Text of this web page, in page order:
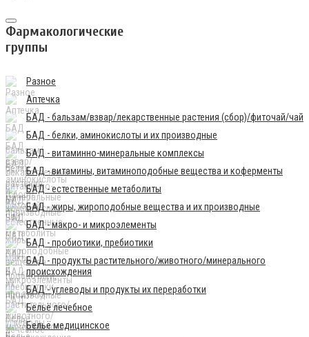
Фармакологические
группы
Разное
Аптечка
БАД - бальзам/взвар/лекарственные растения (сбор)/фиточай/чай
БАД - белки, аминокислоты и их производные
БАД - витаминно-минеральные комплексы
БАД - витамины, витаминоподобные вещества и коферменты
БАД - естественные метаболиты
БАД - жиры, жироподобные вещества и их производные
БАД - макро- и микроэлементы
БАД - пробиотики, пребиотики
БАД - продукты растительного/животного/минерального
происхождения
БАД - углеводы и продукты их переработки
Бельё лечебное
Бельё медицинское